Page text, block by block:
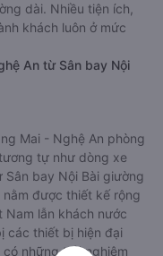
dài. Nhiều tiện ích,
khách luôn ở mức
An từ Sân bay Nội
Mai - Nghệ An phòng
tự như dòng xe
Sân bay Nội Bài giường
được thiết kế rộng
Nam lẫn khách nước
các thiết bị hiện đại
những trải nghiệm